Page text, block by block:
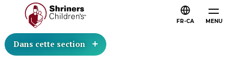
MENU
FR-CA
Dans cette section